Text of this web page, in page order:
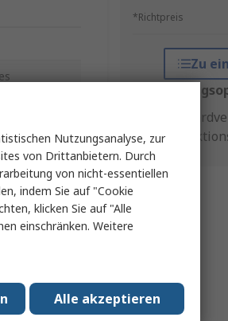
*Richtpreis
Zu
Nutzungsanalyse, zur
von Drittanbietern. Durch
von nicht-essentiellen
indem Sie auf "Cookie
klicken Sie auf "Alle
einschränken. Weitere
Alle akzeptieren